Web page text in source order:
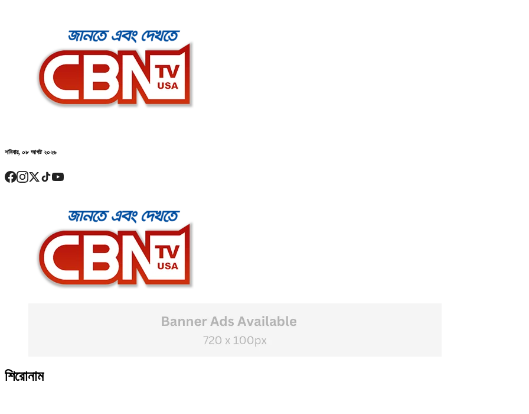
শনিবার, ০৮ আগষ্ট ২০২৬
শিরোনাম